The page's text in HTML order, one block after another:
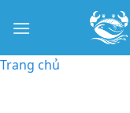
qua
dung
Trang chủ